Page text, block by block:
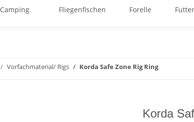
Camping Fliegenfischen Forelle
Vorfachmaterial/ Rigs Korda Safe Zone Rig Ring
Korda